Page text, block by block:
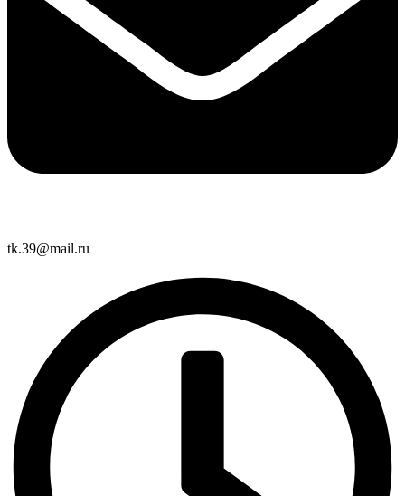
tk.39@mail.ru